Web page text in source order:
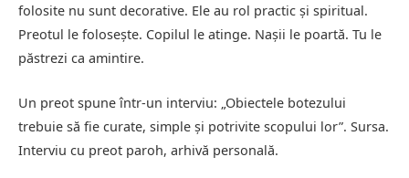
folosite nu sunt decorative. Ele au rol practic și spiritual.
Preotul le folosește. Copilul le atinge. Nașii le poartă. Tu le
păstrezi ca amintire.
Un preot spune într-un interviu: „Obiectele botezului
trebuie să fie curate, simple și potrivite scopului lor”. Sursa.
Interviu cu preot paroh, arhivă personală.